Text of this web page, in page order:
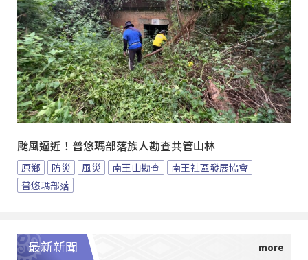
颱風逼近！普悠瑪部落族人勘查共管山林
原鄉 防災 風災 南王山勘查
南王社區發展協會
普悠瑪部落
最新新聞